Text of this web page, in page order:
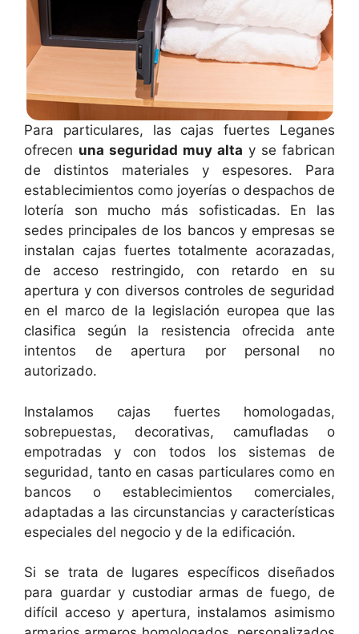
Para particulares, las cajas fuertes Leganes
ofrecen una seguridad muy alta y se fabrican
de distintos materiales y espesores. Para
establecimientos como joyerías o despachos de
lotería son mucho más sofisticadas. En las
sedes principales de los bancos y empresas se
instalan cajas fuertes totalmente acorazadas,
de acceso restringido, con retardo en su
apertura y con diversos controles de seguridad
en el marco de la legislación europea que las
clasifica según la resistencia ofrecida ante
intentos de apertura por personal no
autorizado.
Instalamos cajas fuertes homologadas,
sobrepuestas, decorativas, camufladas o
empotradas y con todos los sistemas de
seguridad, tanto en casas particulares como en
bancos o establecimientos comerciales,
adaptadas a las circunstancias y características
especiales del negocio y de la edificación.
Si se trata de lugares específicos diseñados
para guardar y custodiar armas de fuego, de
difícil acceso y apertura, instalamos asimismo